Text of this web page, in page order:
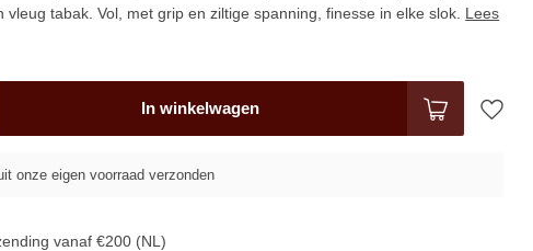
vleug tabak. Vol, met grip en ziltige spanning, finesse in elke slok. Lees
In winkelwagen
onze eigen voorraad verzonden
vanaf €200 (NL)